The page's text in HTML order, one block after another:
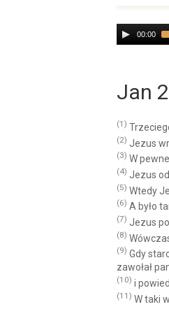
Audio
Player
00:00
Jan
(1)
(2) Jezus
(3) W
(4) Jezus
(5) Wtedy
(6) A było
(7) Jezus
(8)
(9) Gdy
zawołał
(10) i
(11) W taki